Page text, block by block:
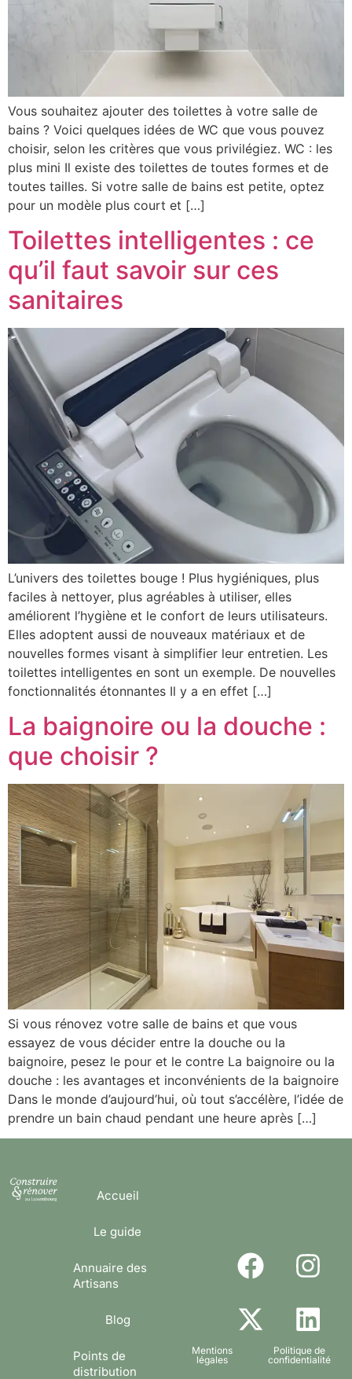
Vous souhaitez ajouter des toilettes à votre salle de
bains ? Voici quelques idées de WC que vous pouvez
choisir, selon les critères que vous privilégiez. WC : les
plus mini Il existe des toilettes de toutes formes et de
toutes tailles. Si votre salle de bains est petite, optez
pour un modèle plus court et […]
Toilettes intelligentes : ce
qu’il faut savoir sur ces
sanitaires
L’univers des toilettes bouge ! Plus hygiéniques, plus
faciles à nettoyer, plus agréables à utiliser, elles
améliorent l’hygiène et le confort de leurs utilisateurs.
Elles adoptent aussi de nouveaux matériaux et de
nouvelles formes visant à simplifier leur entretien. Les
toilettes intelligentes en sont un exemple. De nouvelles
fonctionnalités étonnantes Il y a en effet […]
La baignoire ou la douche :
que choisir ?
Si vous rénovez votre salle de bains et que vous
essayez de vous décider entre la douche ou la
baignoire, pesez le pour et le contre La baignoire ou la
douche : les avantages et inconvénients de la baignoire
Dans le monde d’aujourd’hui, où tout s’accélère, l’idée de
prendre un bain chaud pendant une heure après […]
Accueil
Le guide
Annuaire des
Artisans
Blog
Points de
distribution
Mentions
légales
Politique de
confidentialité